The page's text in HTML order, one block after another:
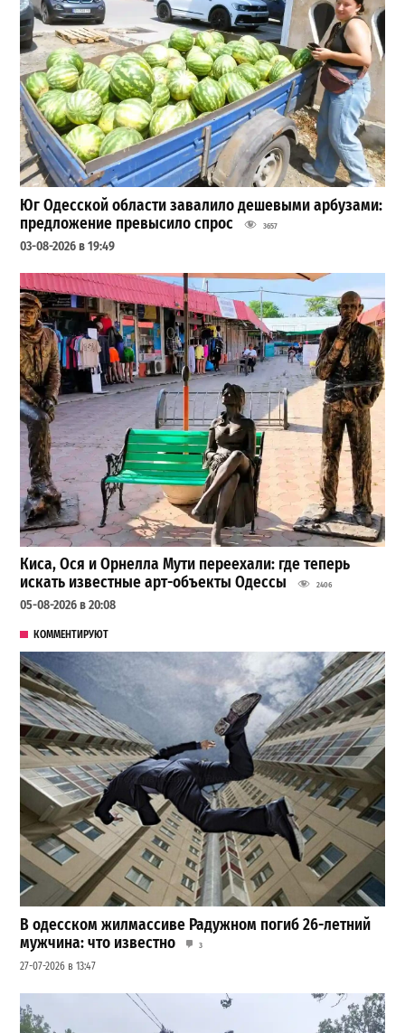
Юг Одесской области завалило дешевыми арбузами:
предложение превысило спрос
3657
03-08-2026 в 19:49
Киса, Ося и Орнелла Мути переехали: где теперь
искать известные арт-объекты Одессы
2406
05-08-2026 в 20:08
КОММЕНТИРУЮТ
В одесском жилмассиве Радужном погиб 26-летний
мужчина: что известно
3
27-07-2026 в 13:47